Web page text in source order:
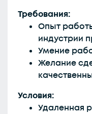
Требования:
Опыт
индустрии
Умение
Желание
Условия:
Удаленная